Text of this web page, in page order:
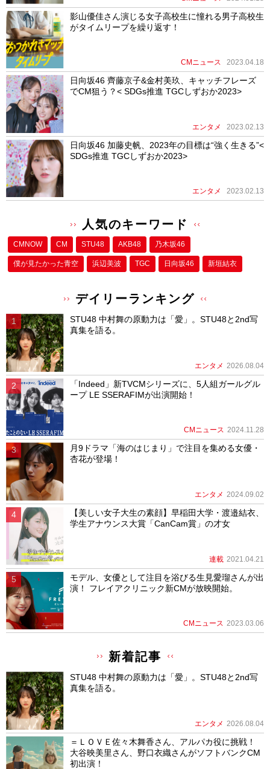
影山優佳さん演じる女子高校生に憧れる男子高校生
がタイムリープを繰り返す！
CMニュース 2023.04.18
日向坂46 齊藤京子&金村美玖、キャッチフレーズ
でCM狙う？< SDGs推進 TGCしずおか2023>
エンタメ 2023.02.13
日向坂46 加藤史帆、2023年の目標は“強く生きる”<
SDGs推進 TGCしずおか2023>
エンタメ 2023.02.13
人気のキーワード
CMNOW CM STU48 AKB48 乃木坂46
僕が⾒たかった⻘空 浜辺美波 TGC 日向坂46 新垣結衣
デイリーランキング
STU48 中村舞の原動力は「愛」。STU48と2nd写
真集を語る。
エンタメ 2026.08.04
「Indeed」新TVCMシリーズに、5人組ガールグル
ープ LE SSERAFIMが出演開始！
CMニュース 2024.11.28
月9ドラマ「海のはじまり」で注目を集める女優・
杏花が登場！
エンタメ 2024.09.02
【美しい女子大生の素顔】早稲田大学・渡邉結衣、
学生アナウンス大賞「CanCam賞」の才女
連載 2021.04.21
モデル、女優として注目を浴びる生見愛瑠さんが出
演！ フレイアクリニック新CMが放映開始。
CMニュース 2023.03.06
新着記事
STU48 中村舞の原動力は「愛」。STU48と2nd写
真集を語る。
エンタメ 2026.08.04
＝ＬＯＶＥ佐々木舞香さん、アルパカ役に挑戦！
大谷映美里さん、野口衣織さんがソフトバンクCM
初出演！